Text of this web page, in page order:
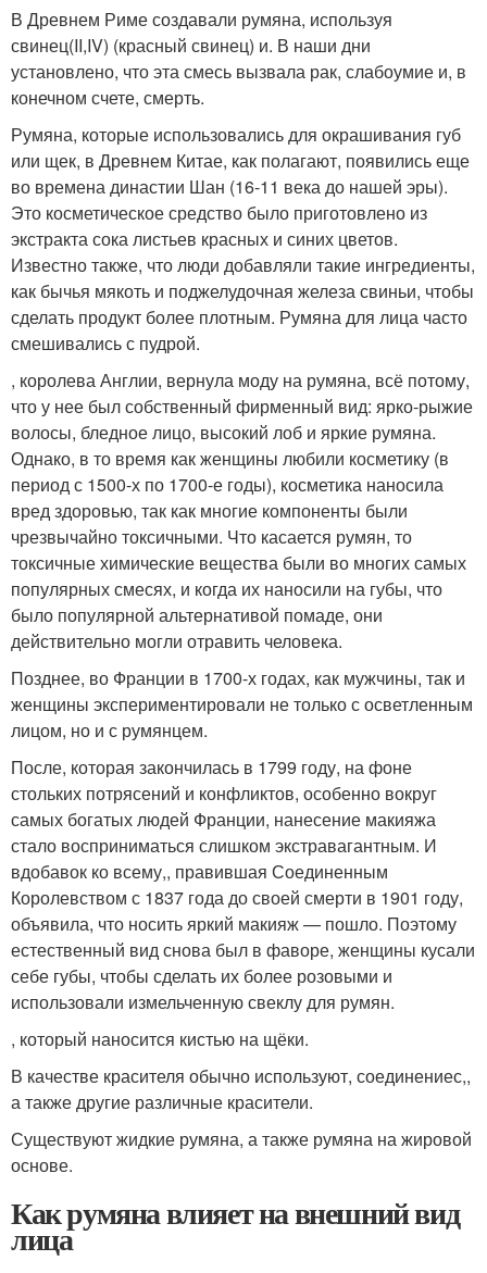
В Древнем Риме создавали румяна, используя
свинец(II,IV) (красный свинец) и. В наши дни
установлено, что эта смесь вызвала рак, слабоумие и, в
конечном счете, смерть.
Румяна, которые использовались для окрашивания губ
или щек, в Древнем Китае, как полагают, появились еще
во времена династии Шан (16-11 века до нашей эры).
Это косметическое средство было приготовлено из
экстракта сока листьев красных и синих цветов.
Известно также, что люди добавляли такие ингредиенты,
как бычья мякоть и поджелудочная железа свиньи, чтобы
сделать продукт более плотным. Румяна для лица часто
смешивались с пудрой.
, королева Англии, вернула моду на румяна, всё потому,
что у нее был собственный фирменный вид: ярко-рыжие
волосы, бледное лицо, высокий лоб и яркие румяна.
Однако, в то время как женщины любили косметику (в
период с 1500-х по 1700-е годы), косметика наносила
вред здоровью, так как многие компоненты были
чрезвычайно токсичными. Что касается румян, то
токсичные химические вещества были во многих самых
популярных смесях, и когда их наносили на губы, что
было популярной альтернативой помаде, они
действительно могли отравить человека.
Позднее, во Франции в 1700-х годах, как мужчины, так и
женщины экспериментировали не только с осветленным
лицом, но и с румянцем.
После, которая закончилась в 1799 году, на фоне
стольких потрясений и конфликтов, особенно вокруг
самых богатых людей Франции, нанесение макияжа
стало восприниматься слишком экстравагантным. И
вдобавок ко всему,, правившая Соединенным
Королевством с 1837 года до своей смерти в 1901 году,
объявила, что носить яркий макияж — пошло. Поэтому
естественный вид снова был в фаворе, женщины кусали
себе губы, чтобы сделать их более розовыми и
использовали измельченную свеклу для румян.
, который наносится кистью на щёки.
В качестве красителя обычно используют, соединениес,,
а также другие различные красители.
Существуют жидкие румяна, а также румяна на жировой
основе.
Как румяна влияет на внешний вид
лица